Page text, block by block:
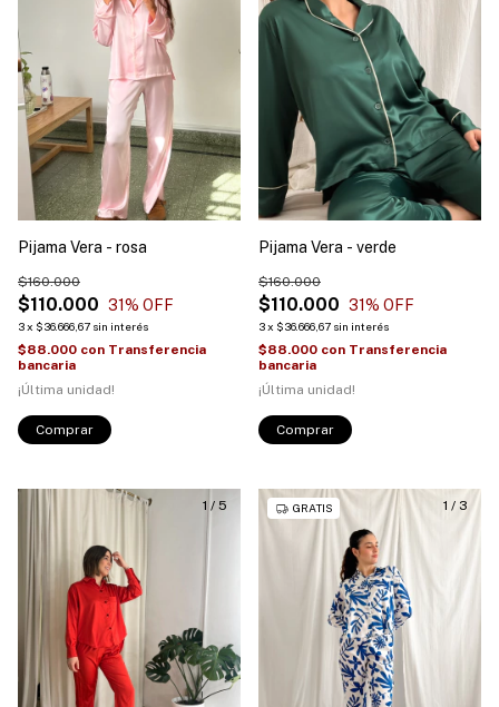
Pijama Vera - rosa
$110.000
$160.000
31% OFF
3x $36.666,67 sin interés
$88.000 con Transferencia
bancaria
¡Última unidad!
Comprar
Pijama Vera - verde
$110.000
$160.000
31% OFF
3x $36.666,67 sin interés
$88.000 con Transferencia
bancaria
¡Última unidad!
Comprar
1 / 5 1 / 3
GRATIS